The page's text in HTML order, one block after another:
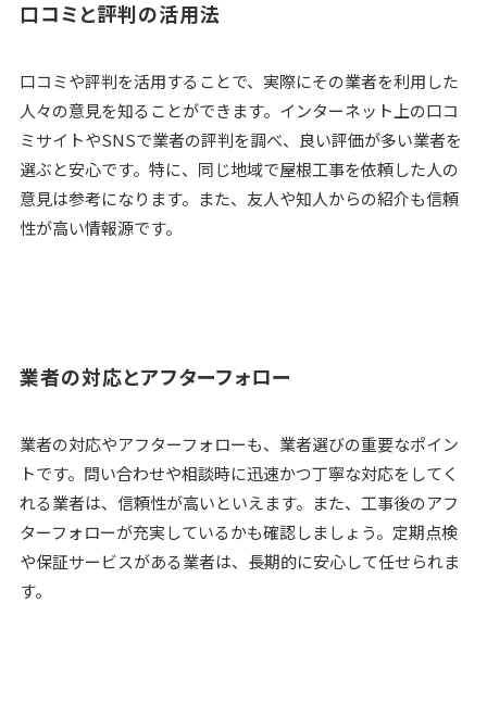
口コミと評判の活用法
口コミや評判を活用することで、実際にその業者を利用した
人々の意見を知ることができます。インターネット上の口コ
ミサイトやSNSで業者の評判を調べ、良い評価が多い業者を
選ぶと安心です。特に、同じ地域で屋根工事を依頼した人の
意見は参考になります。また、友人や知人からの紹介も信頼
性が高い情報源です。
業者の対応とアフターフォロー
業者の対応やアフターフォローも、業者選びの重要なポイン
トです。問い合わせや相談時に迅速かつ丁寧な対応をしてく
れる業者は、信頼性が高いといえます。また、工事後のアフ
ターフォローが充実しているかも確認しましょう。定期点検
や保証サービスがある業者は、長期的に安心して任せられま
す。